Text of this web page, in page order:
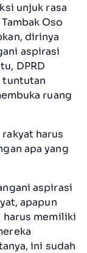
unjuk rasa
Oso
dirinya
aspirasi
DPRD
tuntutan
ruang
harus
apa yang
aspirasi
apapun
memiliki
ini sudah